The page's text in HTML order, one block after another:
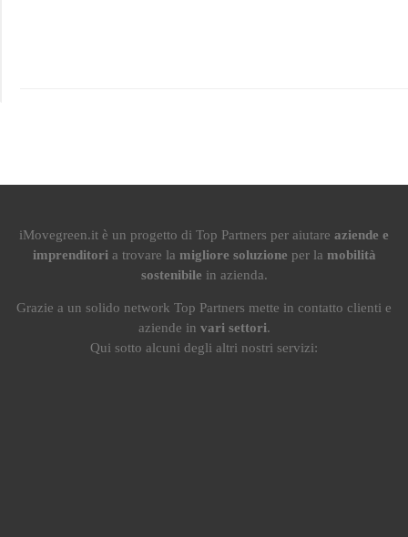
iMovegreen.it è un progetto di Top Partners per aiutare aziende e
imprenditori a trovare la migliore soluzione per la mobilità
sostenibile in azienda.
Grazie a un solido network Top Partners mette in contatto clienti e
aziende in vari settori.
Qui sotto alcuni degli altri nostri servizi: